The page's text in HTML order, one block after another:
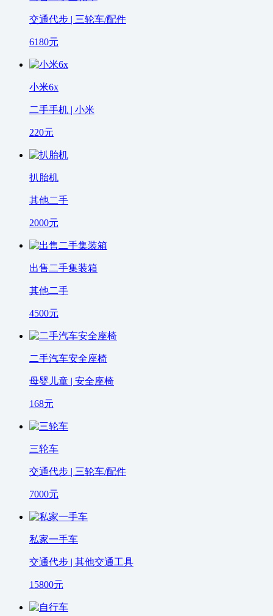
交通代步 | 三轮车/配件
6180元
小米6x
二手手机 | 小米
220元
扒胎机
其他二手
2000元
出售二手集装箱
其他二手
4500元
二手汽车安全座椅
母婴儿童 | 安全座椅
168元
三轮车
交通代步 | 三轮车/配件
7000元
私家一手车
交通代步 | 其他交通工具
15800元